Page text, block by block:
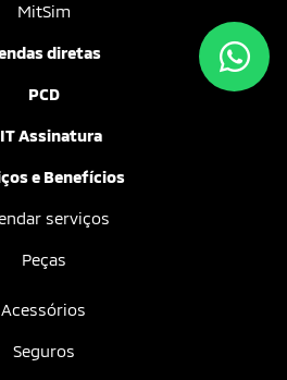
MitSim
diretas
PCD
Assinatura
e Benefícios
serviços
Peças
Acessórios
Seguros